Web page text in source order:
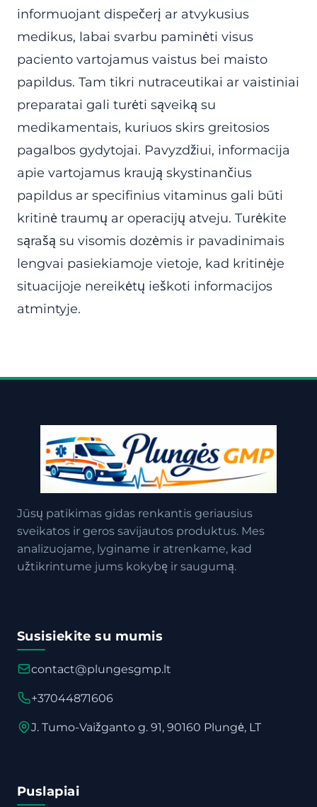
informuojant dispečerį ar atvykusius
medikus, labai svarbu paminėti visus
paciento vartojamus vaistus bei maisto
papildus. Tam tikri nutraceutikai ar vaistiniai
preparatai gali turėti sąveiką su
medikamentais, kuriuos skirs greitosios
pagalbos gydytojai. Pavyzdžiui, informacija
apie vartojamus kraują skystinančius
papildus ar specifinius vitaminus gali būti
kritinė traumų ar operacijų atveju. Turėkite
sąrašą su visomis dozėmis ir pavadinimais
lengvai pasiekiamoje vietoje, kad kritinėje
situacijoje nereikėtų ieškoti informacijos
atmintyje.
Jūsų patikimas gidas renkantis geriausius
sveikatos ir geros savijautos produktus. Mes
analizuojame, lyginame ir atrenkame, kad
užtikrintume jums kokybę ir saugumą.
Susisiekite su mumis
contact@plungesgmp.lt
+37044871606
J. Tumo-Vaižganto g. 91, 90160 Plungė, LT
Puslapiai